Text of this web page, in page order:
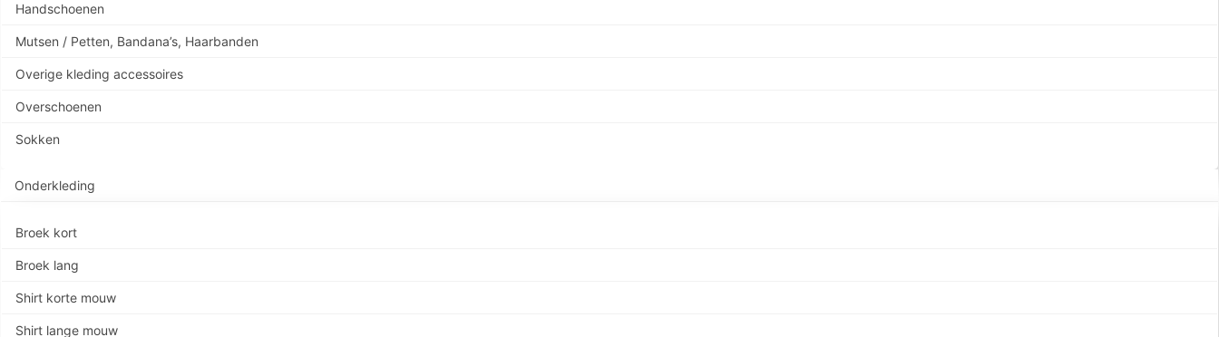
Handschoenen
Mutsen / Petten, Bandana’s, Haarbanden
Overige kleding accessoires
Overschoenen
Sokken
Onderkleding
Broek kort
Broek lang
Shirt korte mouw
Shirt lange mouw